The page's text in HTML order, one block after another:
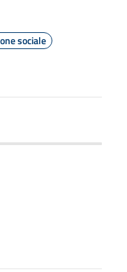
sociale